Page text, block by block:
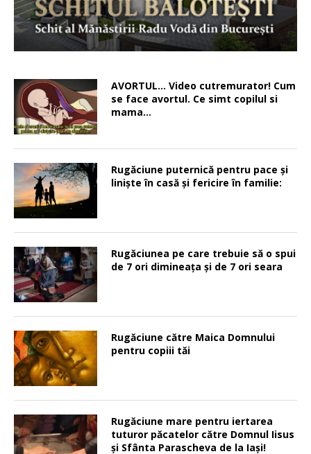
AVORTUL… Video cutremurator! Cum
se face avortul. Ce simt copilul si
mama…
Rugăciune puternică pentru pace şi
linişte în casă şi fericire în familie:
Rugăciunea pe care trebuie să o spui
de 7 ori dimineața și de 7 ori seara
Rugăciune către Maica Domnului
pentru copiii tăi
Rugăciune mare pentru iertarea
tuturor păcatelor către Domnul Iisus
şi Sfânta Parascheva de la Iaşi!